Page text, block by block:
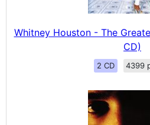
Whitney Houston - The
CD)
2 CD 4399